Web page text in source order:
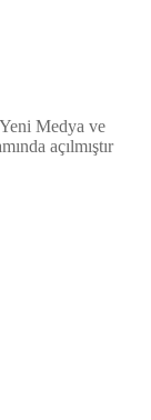
Medya ve
açılmıştır